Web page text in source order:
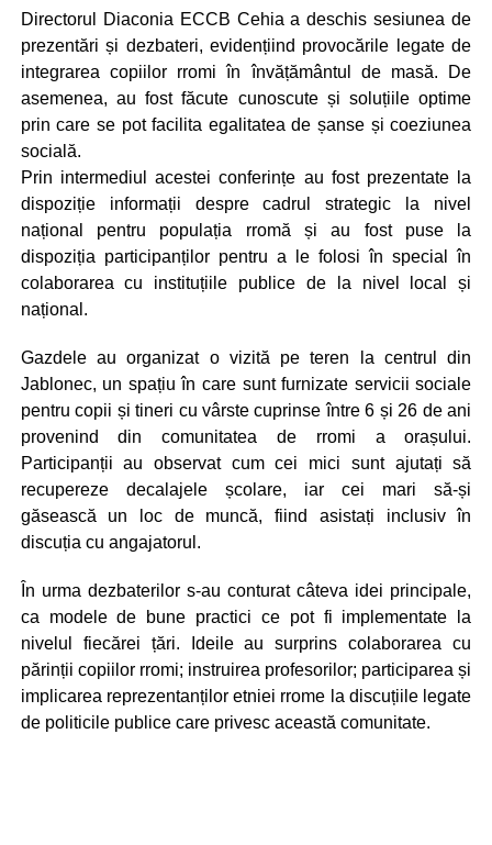
Directorul Diaconia ECCB Cehia a deschis sesiunea de
prezentări și dezbateri, evidențiind provocările legate de
integrarea copiilor rromi în învățământul de masă. De
asemenea, au fost făcute cunoscute și soluțiile optime
prin care se pot facilita egalitatea de șanse și coeziunea
socială.
Prin intermediul acestei conferințe au fost prezentate la
dispoziție informații despre cadrul strategic la nivel
național pentru populația rromă și au fost puse la
dispoziția participanților pentru a le folosi în special în
colaborarea cu instituțiile publice de la nivel local și
național.
Gazdele au organizat o vizită pe teren la centrul din
Jablonec, un spațiu în care sunt furnizate servicii sociale
pentru copii și tineri cu vârste cuprinse între 6 și 26 de ani
provenind din comunitatea de rromi a orașului.
Participanții au observat cum cei mici sunt ajutați să
recupereze decalajele școlare, iar cei mari să-și
găsească un loc de muncă, fiind asistați inclusiv în
discuția cu angajatorul.
În urma dezbaterilor s-au conturat câteva idei principale,
ca modele de bune practici ce pot fi implementate la
nivelul fiecărei țări. Ideile au surprins colaborarea cu
părinții copiilor rromi; instruirea profesorilor; participarea și
implicarea reprezentanților etniei rrome la discuțiile legate
de politicile publice care privesc această comunitate.